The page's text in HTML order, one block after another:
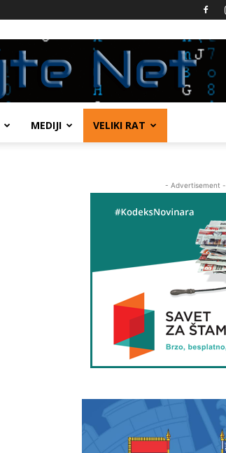
MEDIJI VELIKI RAT
- Advertisement -